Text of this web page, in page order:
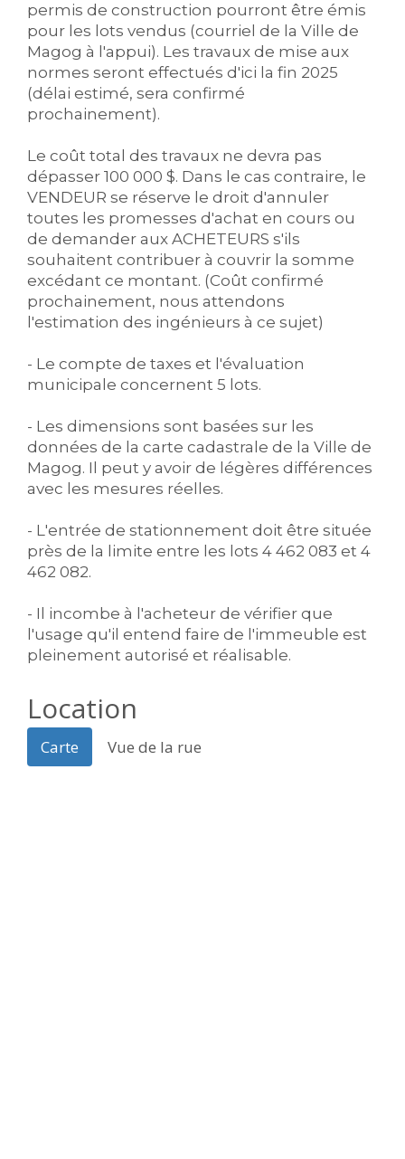
permis de construction pourront être émis
pour les lots vendus (courriel de la Ville de
Magog à l'appui). Les travaux de mise aux
normes seront effectués d'ici la fin 2025
(délai estimé, sera confirmé
prochainement).
Le coût total des travaux ne devra pas
dépasser 100 000 $. Dans le cas contraire, le
VENDEUR se réserve le droit d'annuler
toutes les promesses d'achat en cours ou
de demander aux ACHETEURS s'ils
souhaitent contribuer à couvrir la somme
excédant ce montant. (Coût confirmé
prochainement, nous attendons
l'estimation des ingénieurs à ce sujet)
- Le compte de taxes et l'évaluation
municipale concernent 5 lots.
- Les dimensions sont basées sur les
données de la carte cadastrale de la Ville de
Magog. Il peut y avoir de légères différences
avec les mesures réelles.
- L'entrée de stationnement doit être située
près de la limite entre les lots 4 462 083 et 4
462 082.
- Il incombe à l'acheteur de vérifier que
l'usage qu'il entend faire de l'immeuble est
pleinement autorisé et réalisable.
Location
Carte Vue de la rue